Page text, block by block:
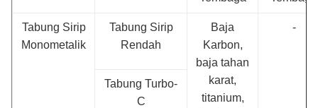
Tabung Sirip
Monometalik
Tabung Sirip
Rendah
Baja
Karbon,
baja tahan
karat,
titanium,
-
Tabung Turbo-
C